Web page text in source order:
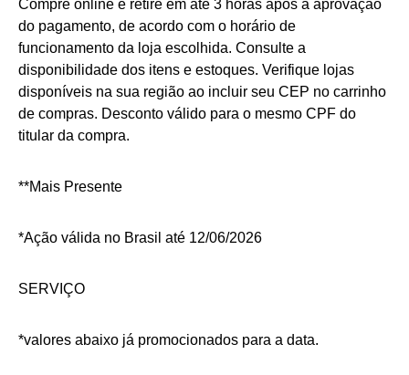
Compre online e retire em até 3 horas após a aprovação
do pagamento, de acordo com o horário de
funcionamento da loja escolhida. Consulte a
disponibilidade dos itens e estoques. Verifique lojas
disponíveis na sua região ao incluir seu CEP no carrinho
de compras. Desconto válido para o mesmo CPF do
titular da compra.
**Mais Presente
*Ação válida no Brasil até 12/06/2026
SERVIÇO
*valores abaixo já promocionados para a data.